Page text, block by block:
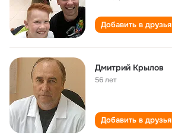
Добавить в друзья
Дмитрий Крылов
56 лет
Добавить в друзья